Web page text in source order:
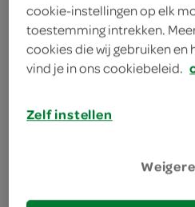
benodigdheden
ovenschaal
cookie-instellingen op elk
toestemming intrekken.
cookies die wij gebruiken en
vind je in ons cookiebeleid.
Zelf instellen